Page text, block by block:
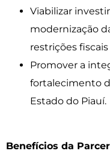
Viabilizar
modernização
restrições
Promover a
fortalecimento
Estado do Piauí.
Benefícios da